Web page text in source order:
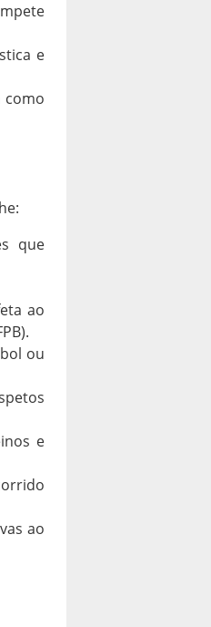
e
como
que
ao
ou
e
ao